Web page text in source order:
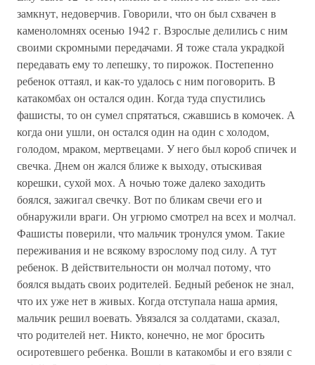
замкнут, недоверчив. Говорили, что он был схвачен в
каменоломнях осенью 1942 г. Взрослые делились с ним
своими скромными передачами. Я тоже стала украдкой
передавать ему то лепешку, то пирожок. Постепенно
ребенок оттаял, и как-то удалось с ним поговорить. В
катакомбах он остался один. Когда туда спустились
фашисты, то он сумел спрятаться, сжавшись в комочек. А
когда они ушли, он остался один на один с холодом,
голодом, мраком, мертвецами. У него был короб спичек и
свечка. Днем он жался ближе к выходу, отыскивая
корешки, сухой мох. А ночью тоже далеко заходить
боялся, зажигал свечку. Вот по бликам свечи его и
обнаружили враги. Он угрюмо смотрел на всех и молчал.
Фашисты поверили, что мальчик тронулся умом. Такие
переживания и не всякому взрослому под силу. А тут
ребенок. В действительности он молчал потому, что
боялся выдать своих родителей. Бедный ребенок не знал,
что их уже нет в живых. Когда отступала наша армия,
мальчик решил воевать. Увязался за солдатами, сказал,
что родителей нет. Никто, конечно, не мог бросить
осиротевшего ребенка. Вошли в катакомбы и его взяли с